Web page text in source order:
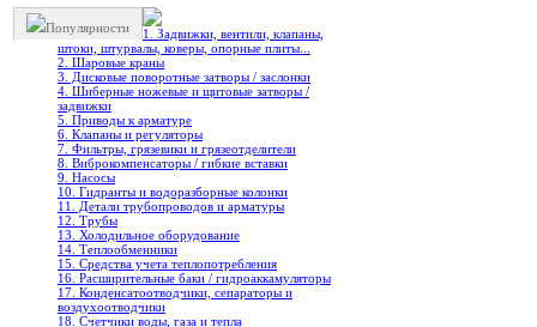
Популярности
1. Задвижки, вентили, клапаны,
штоки, штурвалы, коверы, опорные плиты...
2. Шаровые краны
3. Дисковые поворотные затворы / заслонки
4. Шиберные ножевые и щитовые затворы /
задвижки
5. Приводы к арматуре
6. Клапаны и регуляторы
7. Фильтры, грязевики и грязеотделители
8. Виброкомпенсаторы / гибкие вставки
9. Насосы
10. Гидранты и водоразборные колонки
11. Детали трубопроводов и арматуры
12. Трубы
13. Холодильное oборудование
14. Теплообменники
15. Средства учета теплопотребления
16. Расширительные баки / гидроаккамуляторы
17. Конденсатоотводчики, сепараторы и
воздухоотводчики
18. Счетчики воды, газа и тепла